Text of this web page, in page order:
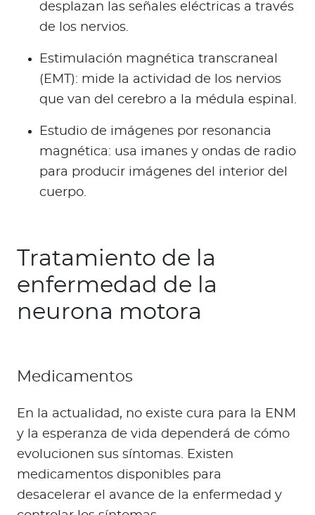
desplazan las señales eléctricas a través
de los nervios.
Estimulación magnética transcraneal
(EMT): mide la actividad de los nervios
que van del cerebro a la médula espinal.
Estudio de imágenes por resonancia
magnética: usa imanes y ondas de radio
para producir imágenes del interior del
cuerpo.
Tratamiento de la
enfermedad de la
neurona motora
Medicamentos
En la actualidad, no existe cura para la ENM
y la esperanza de vida dependerá de cómo
evolucionen sus síntomas. Existen
medicamentos disponibles para
desacelerar el avance de la enfermedad y